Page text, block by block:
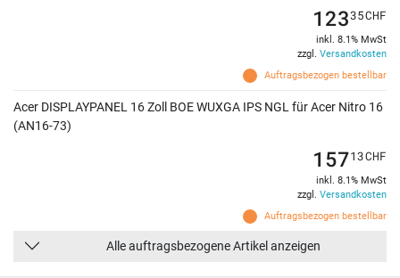
Auftragsbezogen bestellbar
12335CHF
inkl. 8.1% MwSt
zzgl. Versandkosten
Acer DISPLAYPANEL 16 Zoll BOE WUXGA IPS NGL für Acer Nitro 16
(AN16-73)
Auftragsbezogen bestellbar
15713CHF
inkl. 8.1% MwSt
zzgl. Versandkosten
Alle auftragsbezogene Artikel anzeigen